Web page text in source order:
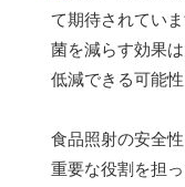
て期待されてい
菌を減らす効果
低減できる可能
食品照射の安全
重要な役割を担